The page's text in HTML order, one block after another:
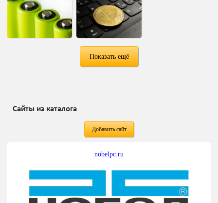
Показать ещё
Сайты из каталога
Добавить сайт
nobelpc.ru